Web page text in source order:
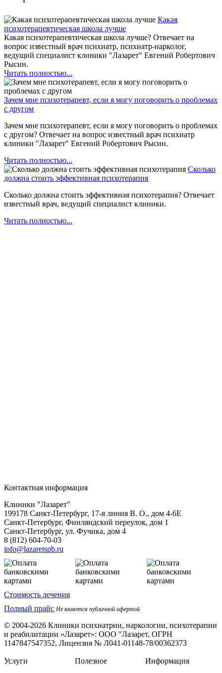
Какая
психотерапевтическая школа лучше
Какая психотерапевтическая школа лучше? Отвечает на
вопрос известный врач психиатр, психиатр-нарколог,
ведущий специалист клиники "Лазарет" Евгений Робертович
Рысин.
Читать полностью...
Зачем мне психотерапевт, если я могу поговорить о проблемах
с другом
Зачем мне психотерапевт, если я могу поговорить о проблемах
с другом? Отвечает на вопрос известный врач психиатр
клиники "Лазарет" Евгений Робертович Рысин.
Читать полностью...
Сколько
должна стоить эффективная психотерапия
Сколько должна стоить эффективная психотерапия? Отвечает
известный врач, ведущий специалист клиники.
Читать полностью...
Контактная информация
Клиники "Лазарет"
199178 Санкт-Петербург, 17-я линия В. О., дом 4-6Е
Санкт-Петербург, Финляндский переулок, дом 1
Санкт-Петербург, ул. Фучика, дом 4
8 (812) 604-70-03
info@lazaretspb.ru
Стоимость лечения
Полный прайс Не является публичной офертой
© 2004-2026 Клиники психиатрии, наркологии, психотерапии
и реабилитации «Лазарет»: ООО "Лазарет, ОГРН
1147847547352, Лицензия № Л041-01148-78/00362373
Услуги
Полезное
Информация